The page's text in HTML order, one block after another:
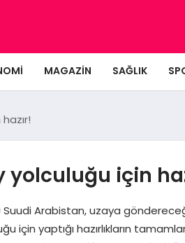
MAGAZIN SAĞLIK
yolculuğu için
Arabistan, uzaya
yaptığı hazırlıkların